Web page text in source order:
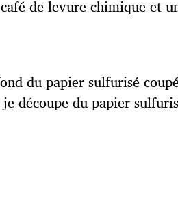
de levure chimique et
du papier sulfurisé
découpe du papier